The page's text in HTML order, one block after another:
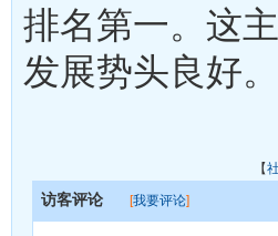
排名第一。这
发展势头良好。
【
访客评论 [我要评论]